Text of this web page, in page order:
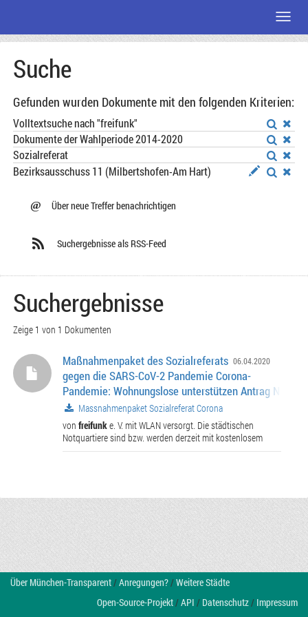
Seiteninhalt
Suche
Gefunden wurden Dokumente mit den folgenden Kriterien:
Volltextsuche nach "freifunk"
Dokumente der Wahlperiode 2014-2020
Sozialreferat
Bezirksausschuss 11 (Milbertshofen-Am Hart)
@ Über neue Treffer benachrichtigen
Suchergebnisse als RSS-Feed
Suchergebnisse
Zeige 1 von 1 Dokumenten
06.04.2020
Maßnahmenpaket des Sozialreferats
gegen die SARS-CoV-2 Pandemie Corona-
Pandemie: Wohnungslose unterstützen Antrag Nr. 14-
06995 ........................... Corona-Pandemie: Schnelle
unbürokratische Hilfe für von Armut Betroffene Antrag
/ A 06994 ......................
Massnahmenpaket Sozialreferat Corona
von freifunke. V. mit WLAN versorgt. Die städtischen
Notquartiere sind bzw. werden derzeit mit kostenlosem
Über München-Transparent/Anregungen?/Weitere Städte
Open-Source-Projekt/API / Datenschutz/ Impressum